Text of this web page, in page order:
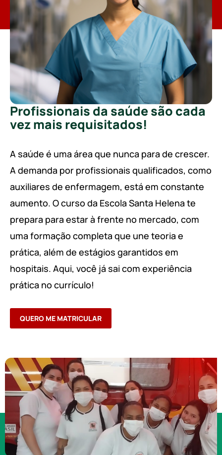
Profissionais da saúde são cada
vez mais requisitados!
A saúde é uma área que nunca para de crescer.
A demanda por profissionais qualificados, como
auxiliares de enfermagem, está em constante
aumento. O curso da Escola Santa Helena te
prepara para estar à frente no mercado, com
uma formação completa que une teoria e
prática, além de estágios garantidos em
hospitais. Aqui, você já sai com experiência
prática no currículo!
QUERO ME MATRICULAR